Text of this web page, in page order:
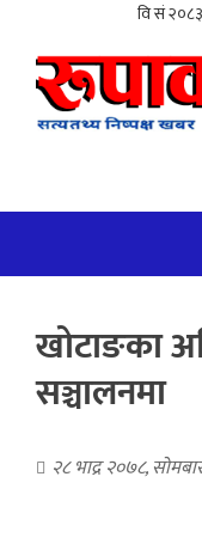
खोटाङका
सञ्चालनमा
२८ भाद्र २०७८,